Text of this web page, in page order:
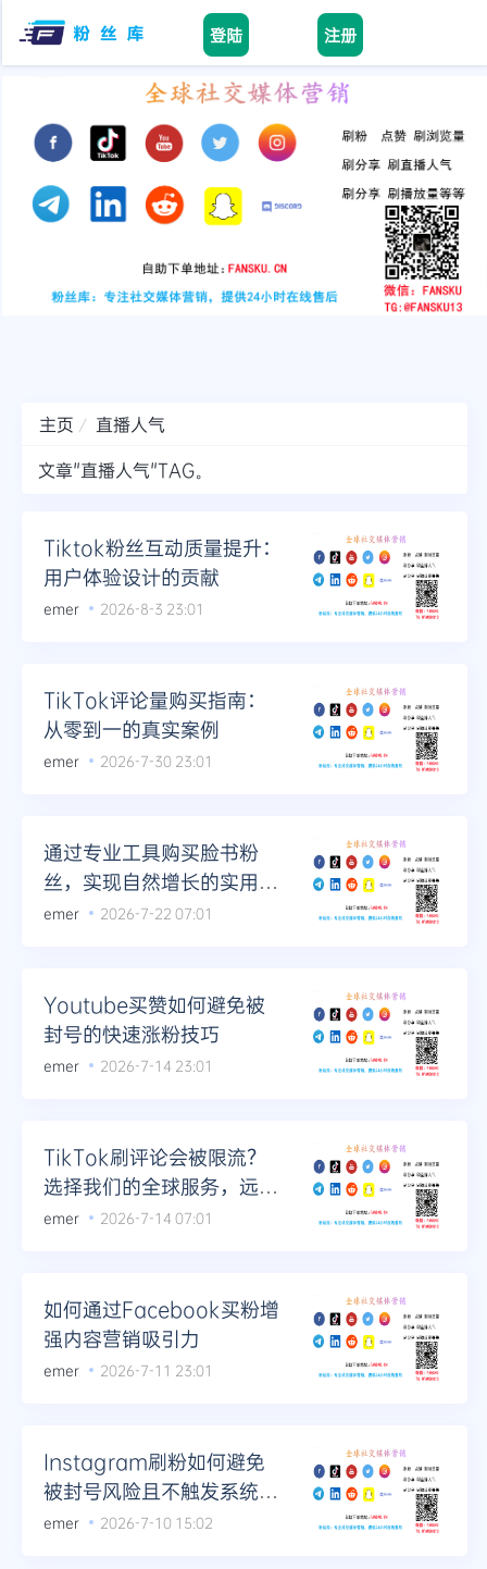
登陆 注册
Home
facebook
youtube
instagram
twitter
主页
直播人气
文章"直播人气"TAG。
Tiktok粉丝互动质量提升：
用户体验设计的贡献
emer 2026-8-3 23:01
TikTok评论量购买指南：
从零到一的真实案例
emer 2026-7-30 23:01
通过专业工具购买脸书粉
丝，实现自然增长的实用策
略
emer 2026-7-22 07:01
Youtube买赞如何避免被
封号的快速涨粉技巧
emer 2026-7-14 23:01
TikTok刷评论会被限流？
选择我们的全球服务，远离
限流阴影
emer 2026-7-14 07:01
如何通过Facebook买粉增
强内容营销吸引力
emer 2026-7-11 23:01
Instagram刷粉如何避免
被封号风险且不触发系统警
报
emer 2026-7-10 15:02